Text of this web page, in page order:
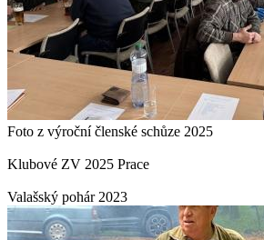
Foto z výroční členské schůze 2025
Klubové ZV 2025 Prace
Valašský pohár 2023